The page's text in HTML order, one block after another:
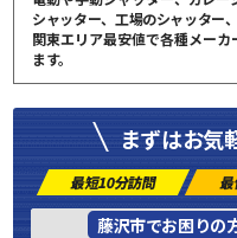
シャッター、工場のシャッター
関東エリア最安値で各種メー
ます。
まずはお気
最短10分訪問
藤沢市でお困りの